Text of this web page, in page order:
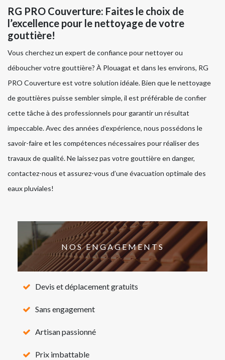
RG PRO Couverture: Faites le choix de
l’excellence pour le nettoyage de votre
gouttière!
Vous cherchez un expert de confiance pour nettoyer ou
déboucher votre gouttière? À Plouagat et dans les environs, RG
PRO Couverture est votre solution idéale. Bien que le nettoyage
de gouttières puisse sembler simple, il est préférable de confier
cette tâche à des professionnels pour garantir un résultat
impeccable. Avec des années d’expérience, nous possédons le
savoir-faire et les compétences nécessaires pour réaliser des
travaux de qualité. Ne laissez pas votre gouttière en danger,
contactez-nous et assurez-vous d’une évacuation optimale des
eaux pluviales!
NOS ENGAGEMENTS
Devis et déplacement gratuits
Sans engagement
Artisan passionné
Prix imbattable